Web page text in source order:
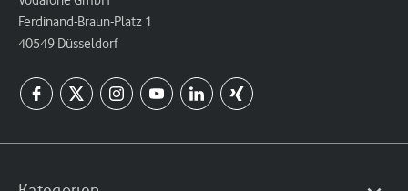
Ferdinand-Braun-Platz 1
40549 Düsseldorf